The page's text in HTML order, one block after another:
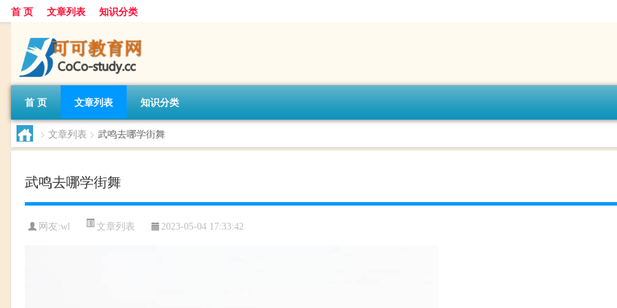
首 页 文章列表 知识分类
首 页 文章列表 知识分类
> 文章列表 > 武鸣去哪学街舞
武鸣去哪学街舞
网友:wl 文章列表 2023-05-04 17:33:42